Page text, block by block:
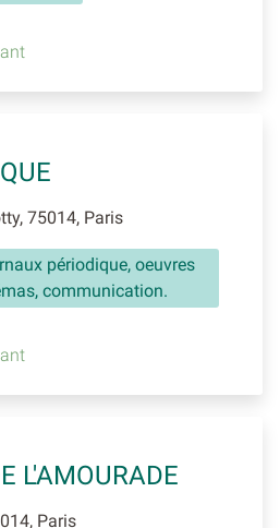
75014, Paris
périodique, oeuvres
communication.
L'AMOURADE
Paris